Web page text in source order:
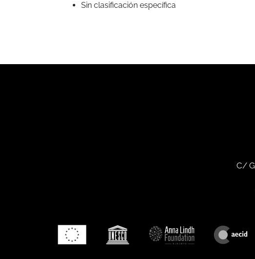
Sin clasificación específica
C/